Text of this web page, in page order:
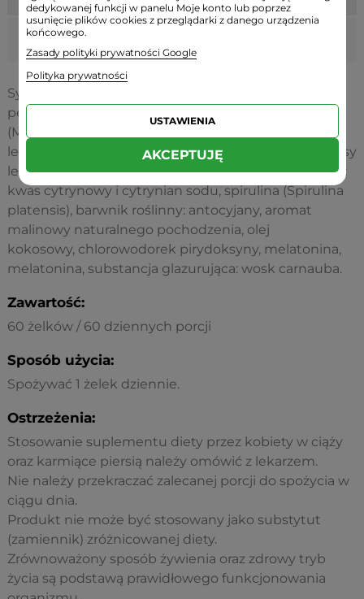
Melatonina
Syrop glukozowy, cukier, woda, substancja żelująca:
pektyna, ekstrakt z kwiatów rumianku pospolitego
(Matricaria chamonilla), ekstrakt z korzenia kozłka
lekarskiego (Valeriana officinalis), ekstrakt z liści melisy
lekarskiej (Melissa officinalis), regulatory kwasowości:
kwas cytrynowy i cytrynian sodu, spirulina (Spirulina
platensis), barwnik roślinny: antocyjany, aromat
malinowy naturalnego pochodzenia, olej
kokosowy, chlorowodorek pirydoksyny, melatonina,
melatonina, substancja glazurująca: wosk carnauba.
Zawartość:
60 żelków / 60 dziennych porcji
Sposób użycia:
Spożywać 1 żelek dziennie.
Ostrzeżenia:
Stosowanie suplementu diety przez kobiety w ciąży
oraz karmiące piersią należy omówić z lekarzem.
Nie należy przekraczać zalecanej porcji do spożycia w
ciągu dnia.
Produkt nie może być stosowany jako substytut
(zamiennik) zróżnicowanej diety.
Zrównoważony sposób żywienia oraz zdrowy tryb
życia są podstawą prawidłowego funkcjonowania
dedykowanej funkcji w panelu Moje konto lub poprzez
usunięcie plików cookies z przeglądarki z danego urządzenia
końcowego.
Zasady polityki prywatności Google
Polityka prywatności
USTAWIENIA
AKCEPTUJĘ